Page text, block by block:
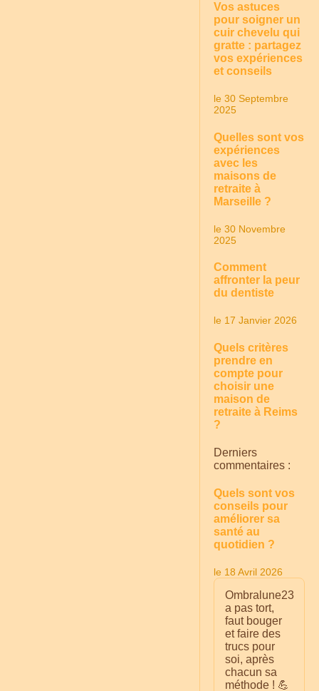
Vos astuces
pour soigner un
cuir chevelu qui
gratte : partagez
vos expériences
et conseils
le 30 Septembre
2025
Quelles sont vos
expériences
avec les
maisons de
retraite à
Marseille ?
le 30 Novembre
2025
Comment
affronter la peur
du dentiste
le 17 Janvier 2026
Quels critères
prendre en
compte pour
choisir une
maison de
retraite à Reims
?
Derniers
commentaires :
Quels sont vos
conseils pour
améliorer sa
santé au
quotidien ?
le 18 Avril 2026
Ombralune23
a pas tort,
faut bouger
et faire des
trucs pour
soi, après
chacun sa
méthode ! 💪